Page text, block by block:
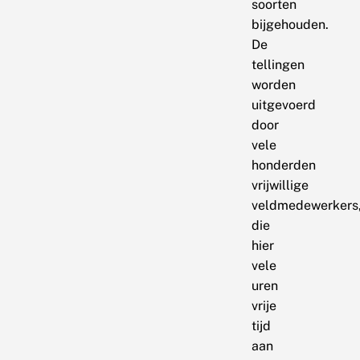
soorten
bijgehouden.
De
tellingen
worden
uitgevoerd
door
vele
honderden
vrijwillige
die
hier
vele
uren
vrije
tijd
aan